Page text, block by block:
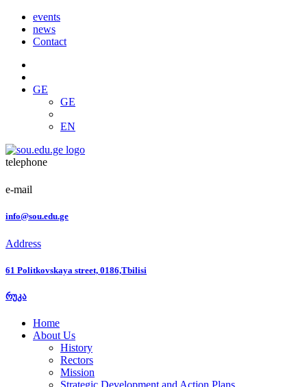
events
news
Contact
GE
GE
EN
telephone
e-mail
info@sou.edu.ge
Address
61 Politkovskaya street, 0186,Tbilisi
რუკა
Home
About Us
History
Rectors
Mission
Strategic Development and Action Plans